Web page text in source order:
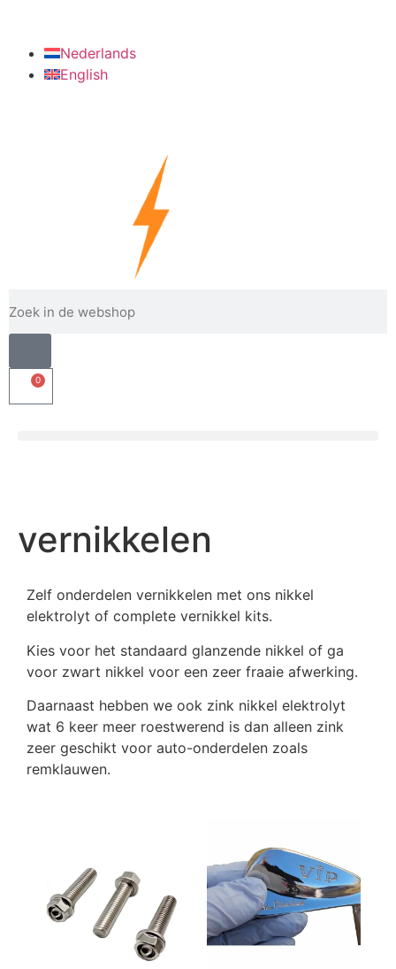
Nederlands
English
0
vernikkelen
Zelf onderdelen vernikkelen met ons nikkel
elektrolyt of complete vernikkel kits.
Kies voor het standaard glanzende nikkel of ga
voor zwart nikkel voor een zeer fraaie afwerking.
Daarnaast hebben we ook zink nikkel elektrolyt
wat 6 keer meer roestwerend is dan alleen zink
zeer geschikt voor auto-onderdelen zoals
remklauwen.